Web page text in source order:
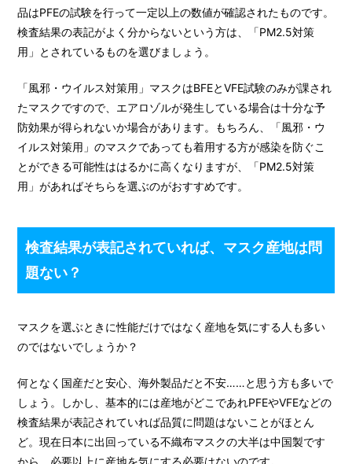
品はPFEの試験を行って一定以上の数値が確認されたものです。
検査結果の表記がよく分からないという方は、「PM2.5対策
用」とされているものを選びましょう。
「風邪・ウイルス対策用」マスクはBFEとVFE試験のみが課され
たマスクですので、エアロゾルが発生している場合は十分な予
防効果が得られないか場合があります。もちろん、「風邪・ウ
イルス対策用」のマスクであっても着用する方が感染を防ぐこ
とができる可能性ははるかに高くなりますが、「PM2.5対策
用」があればそちらを選ぶのがおすすめです。
検査結果が表記されていれば、マスク産地は問
題ない？
マスクを選ぶときに性能だけではなく産地を気にする人も多い
のではないでしょうか？
何となく国産だと安心、海外製品だと不安……と思う方も多いで
しょう。しかし、基本的には産地がどこであれPFEやVFEなどの
検査結果が表記されていれば品質に問題はないことがほとん
ど。現在日本に出回っている不織布マスクの大半は中国製です
から、必要以上に産地を気にする必要はないのです。